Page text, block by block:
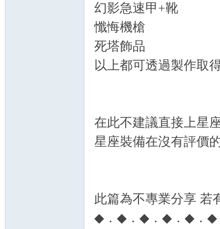
幻影急速甲+靴
懺悔機槍
死塔飾品
以上都可透過製作取
在此不建議直接上星
星座裝備在沒有評價
此篇為不專業分享 若
◆．◆．◆．◆．◆．